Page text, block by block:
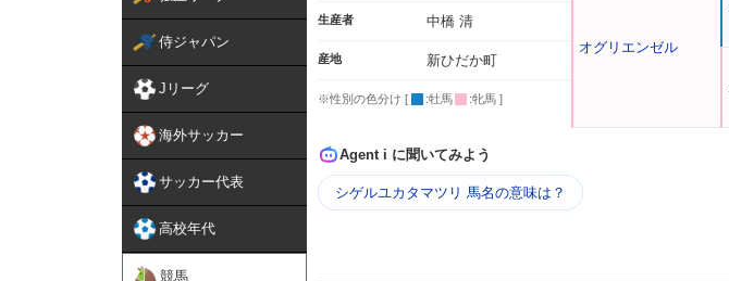
侍ジャパン
Jリーグ
海外サッカー
サッカー代表
高校年代
競馬
生産者 中橋 清
産地 新ひだか町
※性別の色分け [ :牡馬 :牝馬 ]
オグリエンゼル
Agent i に聞いてみよう
シゲルユカタマツリ 馬名の意味は？